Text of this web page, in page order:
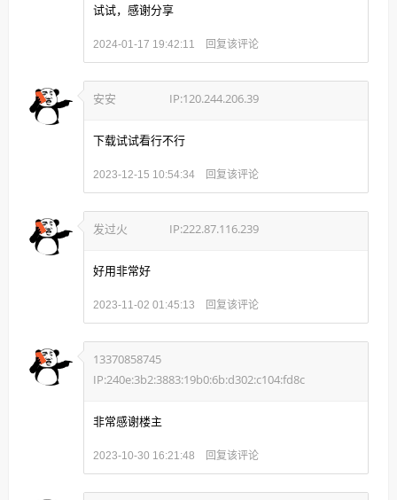
试试，感谢分享
2024-01-17 19:42:11 回复该评论
安安 IP:120.244.206.39
下载试试看行不行
2023-12-15 10:54:34 回复该评论
发过火 IP:222.87.116.239
好用非常好
2023-11-02 01:45:13 回复该评论
13370858745
IP:240e:3b2:3883:19b0:6b:d302:c104:fd8c
非常感谢楼主
2023-10-30 16:21:48 回复该评论